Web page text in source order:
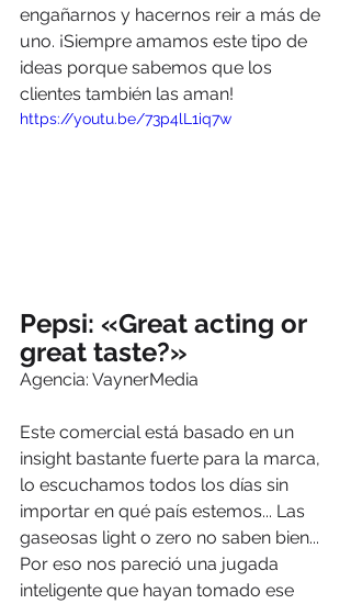
engañarnos y hacernos reir a más de
uno. ¡Siempre amamos este tipo de
ideas porque sabemos que los
clientes también las aman!
https://youtu.be/73p4lL1iq7w
Pepsi: «Great acting or
great taste?»
Agencia: VaynerMedia
Este comercial está basado en un
insight bastante fuerte para la marca,
lo escuchamos todos los días sin
importar en qué país estemos... Las
gaseosas light o zero no saben bien...
Por eso nos pareció una jugada
inteligente que hayan tomado ese